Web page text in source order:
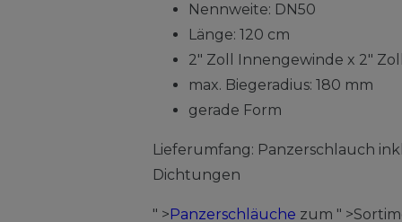
Nennweite: DN50
Länge: 120 cm
2" Zoll Innengewinde x 2"
max. Biegeradius: 180 mm
gerade Form
Lieferumfang: Panzerschlauch
Dichtungen
" > Panzerschläuche zum "